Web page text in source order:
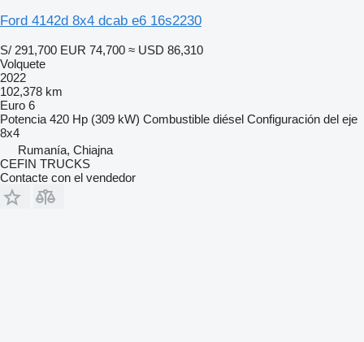
Ford 4142d 8x4 dcab e6 16s2230
S/ 291,700 EUR 74,700 ≈ USD 86,310
Volquete
2022
102,378 km
Euro 6
Potencia 420 Hp (309 kW) Combustible diésel Configuración del eje
8x4
Rumanía, Chiajna
CEFIN TRUCKS
Contacte con el vendedor